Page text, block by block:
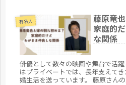
めてみたいと思います。
有名人
藤原竜
家庭的
な関係
俳優として数々の映画や舞台で活
はプライベートでは、長年支えて
婚生活を送っています。 藤原さん